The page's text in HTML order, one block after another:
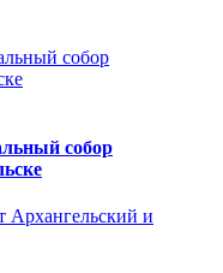
собор
Архангельский и